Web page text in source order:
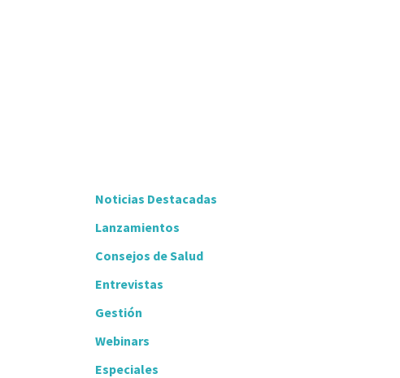
Noticias Destacadas
Lanzamientos
Consejos de Salud
Entrevistas
Gestión
Webinars
Especiales